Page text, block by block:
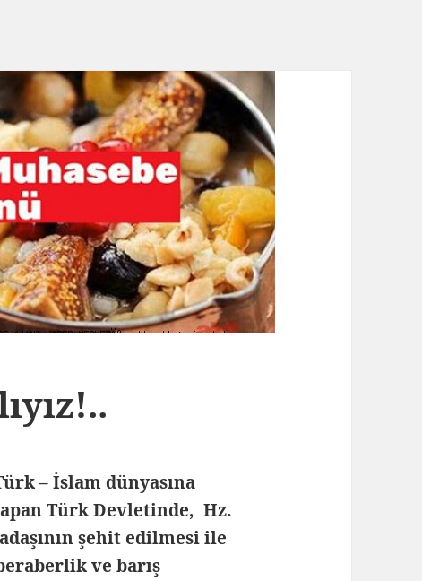
– İslam dünyasına
Türk Devletinde, Hz.
şehit edilmesi ile
ve barış